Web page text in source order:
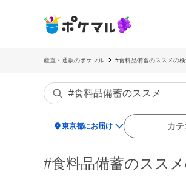
産直・通販のポケマル #食料品備蓄のススメの
location_on東京都にお届け カテ
#食料品備蓄のスス